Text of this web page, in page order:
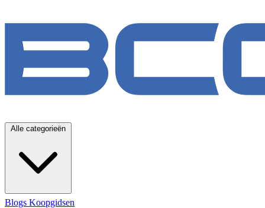
Alle categorieën
Blogs Koopgidsen